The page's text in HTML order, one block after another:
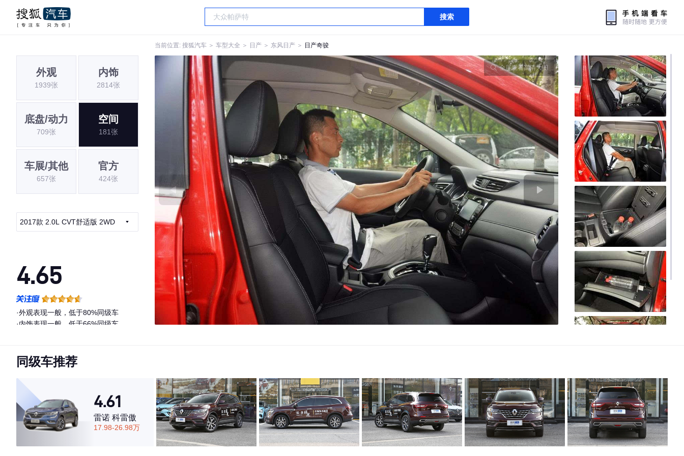
搜索
当前位置: 搜狐汽车 ＞ 车型大全 ＞ 日产 ＞ 东风日产 ＞ 日产奇骏
外观
1939张
内饰
2814张
底盘/动力
709张
空间
181张
车展/其他
657张
官方
424张
2017款 2.0L CVT舒适版 2WD
4.65
·外观表现一般，低于80%同级车
·内饰表现一般，低于66%同级车
全屏查看高清大图
同级车推荐
4.61
雷诺 科雷傲
17.98-26.98万